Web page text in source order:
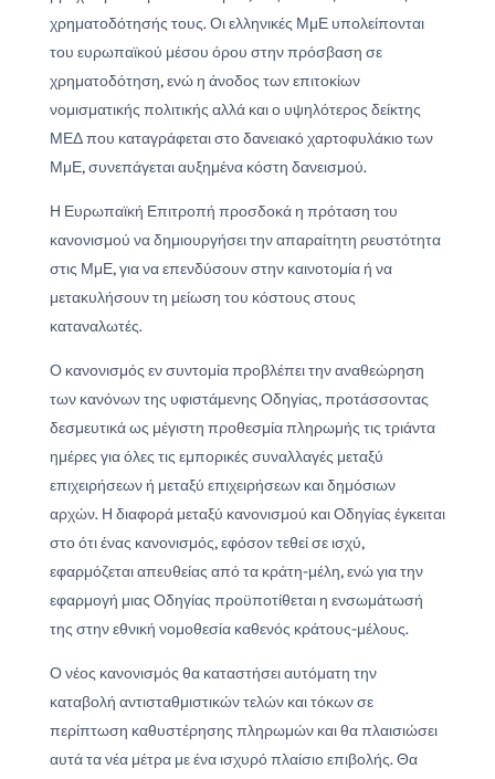
χρηματοδότησής τους. Οι ελληνικές ΜμΕ υπολείπονται
του ευρωπαϊκού μέσου όρου στην πρόσβαση σε
χρηματοδότηση, ενώ η άνοδος των επιτοκίων
νομισματικής πολιτικής αλλά και ο υψηλότερος δείκτης
ΜΕΔ που καταγράφεται στο δανειακό χαρτοφυλάκιο των
ΜμΕ, συνεπάγεται αυξημένα κόστη δανεισμού.
Η Ευρωπαϊκή Επιτροπή προσδοκά η πρόταση του
κανονισμού να δημιουργήσει την απαραίτητη ρευστότητα
στις ΜμΕ, για να επενδύσουν στην καινοτομία ή να
μετακυλήσουν τη μείωση του κόστους στους
καταναλωτές.
Ο κανονισμός εν συντομία προβλέπει την αναθεώρηση
των κανόνων της υφιστάμενης Οδηγίας, προτάσσοντας
δεσμευτικά ως μέγιστη προθεσμία πληρωμής τις τριάντα
ημέρες για όλες τις εμπορικές συναλλαγές μεταξύ
επιχειρήσεων ή μεταξύ επιχειρήσεων και δημόσιων
αρχών. Η διαφορά μεταξύ κανονισμού και Οδηγίας έγκειται
στο ότι ένας κανονισμός, εφόσον τεθεί σε ισχύ,
εφαρμόζεται απευθείας από τα κράτη-μέλη, ενώ για την
εφαρμογή μιας Οδηγίας προϋποτίθεται η ενσωμάτωσή
της στην εθνική νομοθεσία καθενός κράτους-μέλους.
Ο νέος κανονισμός θα καταστήσει αυτόματη την
καταβολή αντισταθμιστικών τελών και τόκων σε
περίπτωση καθυστέρησης πληρωμών και θα πλαισιώσει
αυτά τα νέα μέτρα με ένα ισχυρό πλαίσιο επιβολής. Θα